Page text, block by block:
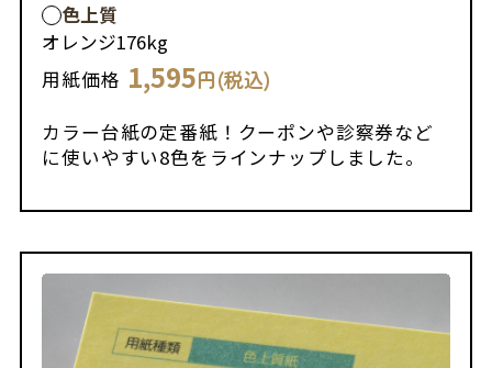
色上質
オレンジ176kg
用紙価格 1,595円(税込)
カラー台紙の定番紙！クーポンや診察券など
に使いやすい8色をラインナップしました。